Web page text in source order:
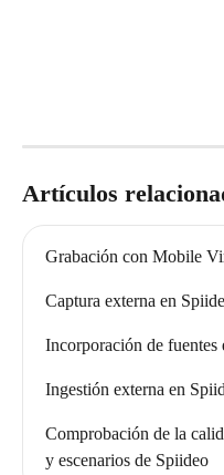
Artículos
Grabación con Mobile
Captura externa en
Incorporación de fuentes
Ingestión externa en
Comprobación de la
y escenarios de Spiideo